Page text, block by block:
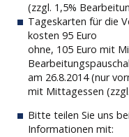
(zzgl. 1,5%
Tageskarten für die
kosten 95 Euro
ohne, 105 Euro mit
am 26.8.2014 (nur
mit Mittagessen
Bitte teilen Sie uns
Informationen mit: